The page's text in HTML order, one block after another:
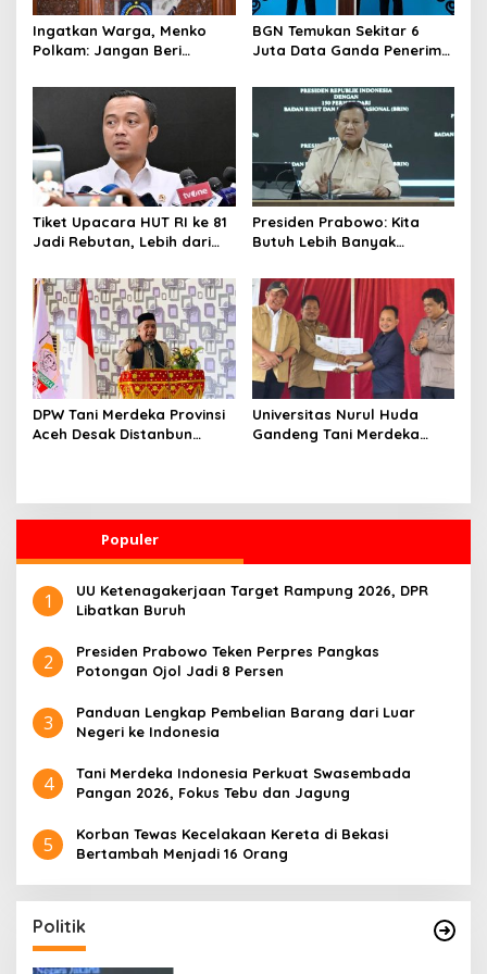
Ingatkan Warga, Menko
Polkam: Jangan Beri
Lebih Dulu
BGN Temukan Sekitar 6
Juta Data Ganda Penerima
Sudaryono
Tiket Upacara HUT RI ke 81
Jadi Rebutan, Lebih dari
dalam Sehari
Presiden Prabowo: Kita
Butuh Lebih Banyak
Sains dan Teknologi
DPW Tani Merdeka Provinsi
Aceh Desak Distanbun
Universitas Nurul Huda
Gandeng Tani Merdeka
Populer
1
UU Ketenagakerjaan Target Rampung 2026, DPR
Libatkan Buruh
2
Presiden Prabowo Teken Perpres Pangkas
Potongan Ojol Jadi 8 Persen
3
Panduan Lengkap Pembelian Barang dari Luar
Negeri ke Indonesia
4
Tani Merdeka Indonesia Perkuat Swasembada
Pangan 2026, Fokus Tebu dan Jagung
5
Korban Tewas Kecelakaan Kereta di Bekasi
Bertambah Menjadi 16 Orang
Politik